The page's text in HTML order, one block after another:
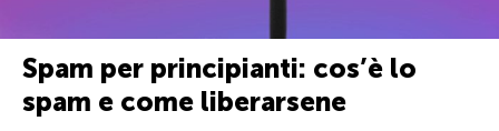
Spam per principianti: cos’è lo
spam e come liberarsene